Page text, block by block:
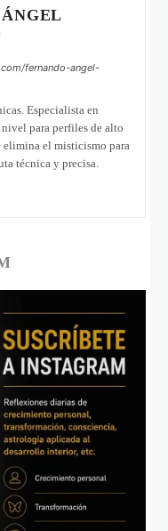
fernando-angel-
Especialista en
para perfiles de alto
el misticismo para
técnica y precisa.